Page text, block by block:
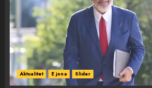
Aktualitet E jona Slider